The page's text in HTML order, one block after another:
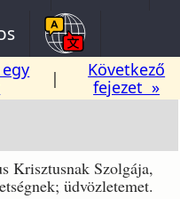
|
Következő
fejezet »
Krisztusnak Szolgája,
üdvözletemet.